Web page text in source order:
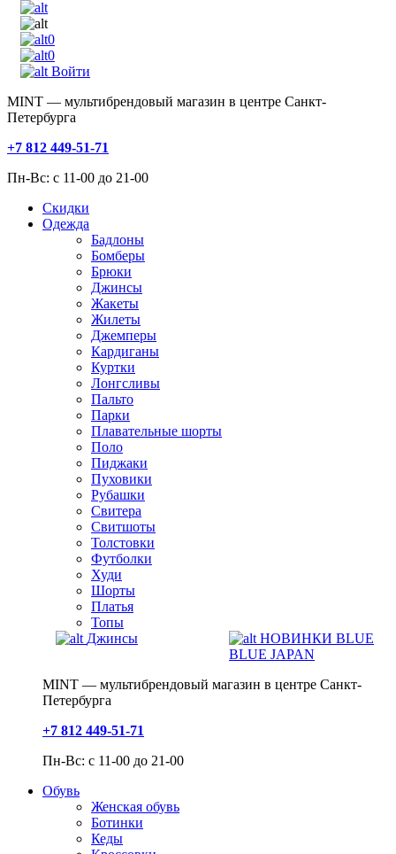
0
0
Войти
MINT — мультибрендовый магазин в центре Санкт-
Петербурга
+7 812 449-51-71
Пн-Вс: с 11-00 до 21-00
Скидки
Одежда
Бадлоны
Бомберы
Брюки
Джинсы
Жакеты
Жилеты
Джемперы
Кардиганы
Куртки
Лонгсливы
Пальто
Парки
Плавательные шорты
Поло
Пиджаки
Пуховики
Рубашки
Свитера
Свитшоты
Толстовки
Футболки
Худи
Шорты
Платья
Топы
Джинсы
НОВИНКИ BLUE
BLUE JAPAN
MINT — мультибрендовый магазин в центре Санкт-
Петербурга
+7 812 449-51-71
Пн-Вс: с 11-00 до 21-00
Обувь
Женская обувь
Ботинки
Кеды